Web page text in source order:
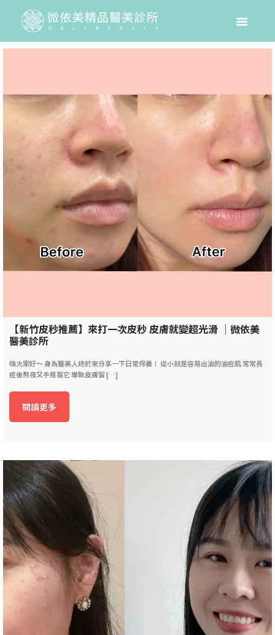
【新竹皮秒推薦】來打一次皮秒 皮膚就變超光滑 ｜微依美
醫美診所
嗨大家好～ 身為醫美人終於來分享一下日常保養！ 從小就是容易出油的油痘肌 常常長
痘後熬夜又手賤摳它 導致皮膚留 […]
閱讀更多